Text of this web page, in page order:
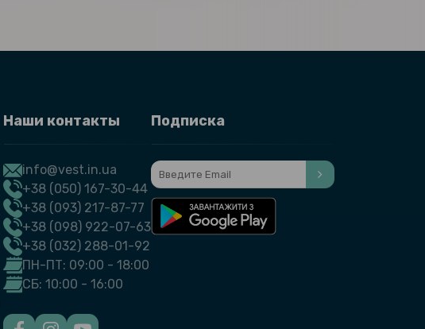
Наши контакты
info@vest.in.ua
+38 (050) 167-30-44
+38 (093) 217-87-77
+38 (098) 922-07-63
+38 (032) 288-01-92
ПН-ПТ: 09:00 - 18:00
СБ: 10:00 - 16:00
Подписка